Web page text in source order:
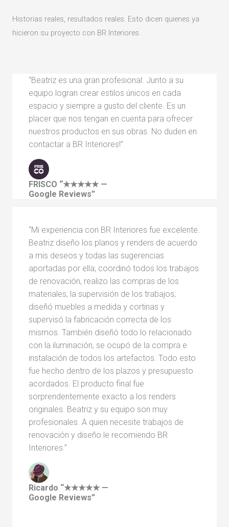
Historias reales, resultados reales. Esto dicen quienes ya
hicieron su proyecto con BR Interiores.
“Beatriz es una gran profesional. Junto a su
equipo logran crear estilos únicos en cada
espacio y siempre a gusto del cliente. Es un
placer que nos tengan en cuenta para ofrecer
nuestros productos en sus obras. No duden en
contactar a BR Interiores!”
FRISCO “★★★★★ —
Google Reviews”
“Mi experiencia con BR Interiores fue excelente.
Beatriz diseño los planos y renders de acuerdo
a mis deseos y todas las sugerencias
aportadas por ella; coordinó todos los trabajos
de renovación, realizo las compras de los
materiales, la supervisión de los trabajos;
diseñó muebles a medida y cortinas y
supervisó la fabricación correcta de los
mismos. También diseñó todo lo relacionado
con la iluminación, se ocupó de la compra e
instalación de todos los artefactos. Todo esto
fue hecho dentro de los plazos y presupuesto
acordados. El producto final fue
sorprendentemente exacto a los renders
originales. Beatriz y su equipo son muy
profesionales. A quien necesite trabajos de
renovación y diseño le recomiendo BR
Interiores.”
Ricardo “★★★★★ —
Google Reviews”